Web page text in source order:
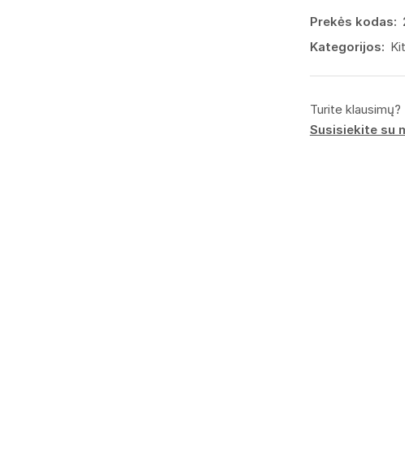
Prekės kodas:
Kategorijos:
Turite klausimų?
Susisiekite su